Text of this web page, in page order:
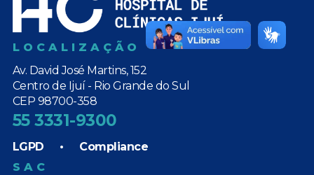
LOCALIZAÇÃO
Av. David José Martins, 152
Centro de Ijuí - Rio Grande do Sul
CEP 98700-358
55 3331-9300
LGPD • Compliance
SAC